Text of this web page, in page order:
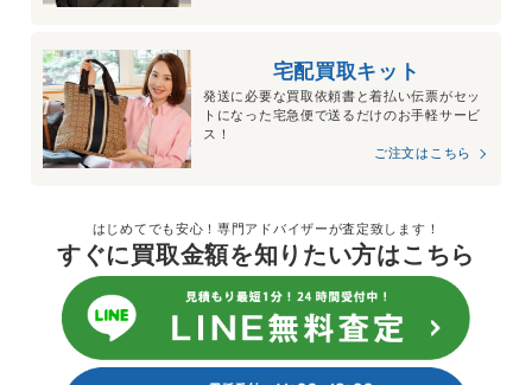
キュートなマドモアゼルのチャームをあしらったパール ネッ
クレスです。エレガントで非常に存在感のあるアイテムなので
二次会やパーティーなどのドレスファッションにぴったりで
す。中古相場も高い傾向がございます。
～75,000円買取
シャネル パール
ロングネックレス
大小さまざまなフェイクパールを連ね、ココマークがアクセン
トとなっているロングネックレスです。ココマークが落とし込
宅配買取キット
発送に必要な買取依頼書と着払い伝票がセッ
トになった宅急便で送るだけのお手軽サービ
ス！
ご注文はこちら
はじめてでも安心！専門アドバイザーが査定致します！
すぐに買取金額を知りたい方はこちら